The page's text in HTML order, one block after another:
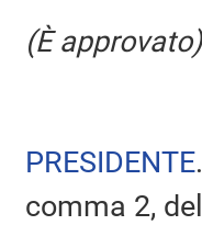
(È approvato)
PRESIDENTE
comma 2,